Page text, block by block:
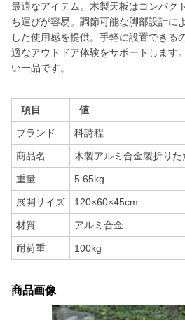
最適なアイテム。木製天板はコンパク
ち運びが容易。調節可能な脚部設計に
した使用感を提供。手軽に設置できる
適なアウトドア体験をサポートします
い一品です。
項目 値
ブランド 科詩程
商品名 木製アルミ合金製折り
重量 5.65kg
展開サイズ 120×60×45cm
材質 アルミ合金
耐荷重 100kg
商品画像